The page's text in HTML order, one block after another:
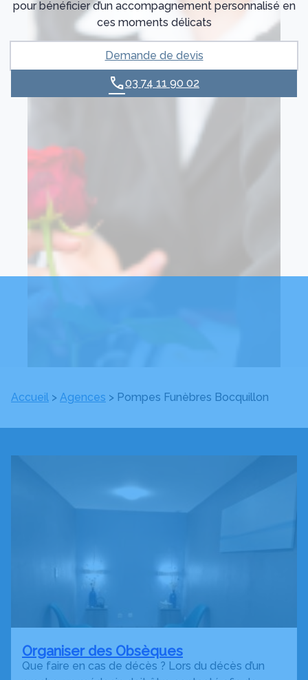
pour bénéficier d’un accompagnement personnalisé en
ces moments délicats
Demande de devis
03 74 11 90 02
Accueil > Agences > Pompes Funèbres Bocquillon
Organiser des Obsèques
Que faire en cas de décès ? Lors du décès d’un